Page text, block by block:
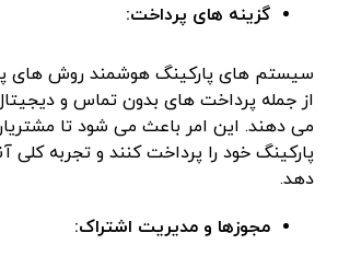
گزینه های پرداخت:
سیستم های پارکینگ هوشمند روش های
از جمله پرداخت های بدون تماس و
می دهند. این امر باعث می شود تا
پارکینگ خود را پرداخت کنند و تجربه کلی
دهد.
مجوزها و مدیریت اشتراک: